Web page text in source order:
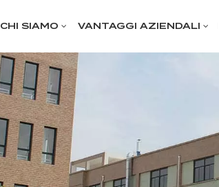
CHI SIAMO VANTAGGI AZIENDALI